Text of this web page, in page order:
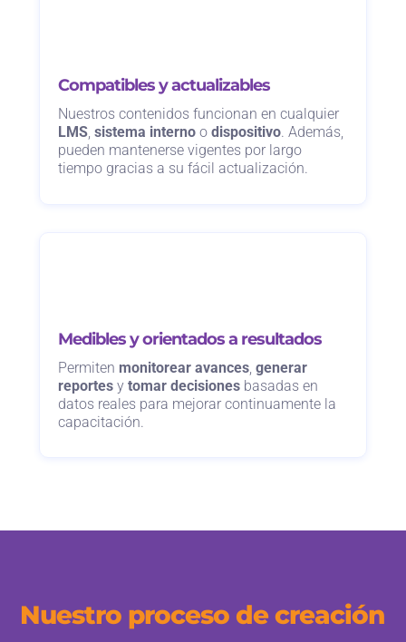
Compatibles y actualizables
Nuestros contenidos funcionan en cualquier
LMS, sistema internoo dispositivo. Además,
pueden mantenerse vigentes por largo
tiempo gracias a su fácil actualización.
Medibles y orientados a resultados
Permiten monitorear avances, generar
reportesy tomar decisionesbasadas en
datos reales para mejorar continuamente la
capacitación.
Nuestro proceso de creación